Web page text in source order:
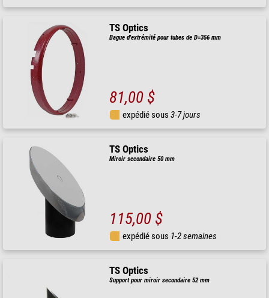
TS Optics
Bague d'extrémité pour tubes de D=356 mm
81,00 $
expédié sous3-7 jours
TS Optics
Miroir secondaire 50 mm
115,00 $
expédié sous 1-2 semaines
TS Optics
Support pour miroir secondaire 52 mm